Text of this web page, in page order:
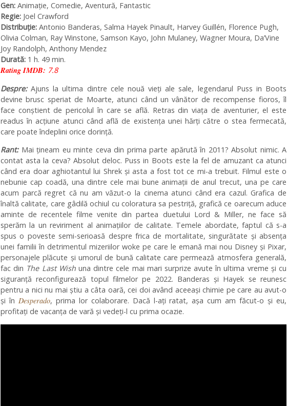
Gen: Animație, Comedie, Aventură, Fantastic
Regie: Joel Crawford
Distribuție: Antonio Banderas, Salma Hayek Pinault, Harvey Guillén, Florence Pugh,
Olivia Colman, Ray Winstone, Samson Kayo, John Mulaney, Wagner Moura, Da’Vine
Joy Randolph, Anthony Mendez
Durată: 1 h. 49 min.
Rating IMDB: 7.8
Despre:Ajuns la ultima dintre cele nouă vieți ale sale, legendarul Puss in Boots
devine brusc speriat de Moarte, atunci când un vânător de recompense fioros, îl
face conștient de pericolul în care se află. Retras din viața de aventurier, el este
readus în acțiune atunci când află de existența unei hărți către o stea fermecată,
care poate îndeplini orice dorință.
Rant: Mai țineam eu minte ceva din prima parte apărută în 2011? Absolut nimic. A
contat asta la ceva? Absolut deloc. Puss in Boots este la fel de amuzant ca atunci
când era doar aghiotantul lui Shrek și asta a fost tot ce mi-a trebuit. Filmul este o
nebunie cap coadă, una dintre cele mai bune animații de anul trecut, una pe care
acum parcă regret că nu am văzut-o la cinema atunci când era cazul. Grafica de
înaltă calitate, care gâdilă ochiul cu coloratura sa pestriță, grafică ce oarecum aduce
aminte de recentele filme venite din partea duetului Lord & Miller, ne face să
sperăm la un reviriment al animațiilor de calitate. Temele abordate, faptul că s-a
spus o poveste semi-serioasă despre frica de mortalitate, singurătate și absența
unei familii în detrimentul mizeriilor woke pe care le emană mai nou Disney și Pixar,
personajele plăcute și umorul de bună calitate care permează atmosfera generală,
fac din The Last Wishuna dintre cele mai mari surprize avute în ultima vreme și cu
siguranță reconfigurează topul filmelor pe 2022. Banderas și Hayek se reunesc
pentru a nici nu mai știu a câta oară, cei doi având aceeași chimie pe care au avut-o
și în Desperado, prima lor colaborare. Dacă l-ați ratat, așa cum am făcut-o și eu,
profitați de vacanța de vară și vedeți-l cu prima ocazie.